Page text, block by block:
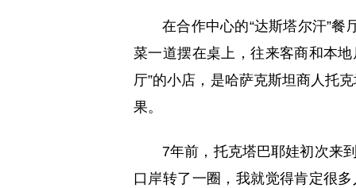
在合作中心的“达斯塔尔汗”
菜一道摆在桌上，往来客商和本
厅”的小店，是哈萨克斯坦商人托
果。
7年前，托克塔巴耶娃初次来
口岸转了一圈，我就觉得肯定很